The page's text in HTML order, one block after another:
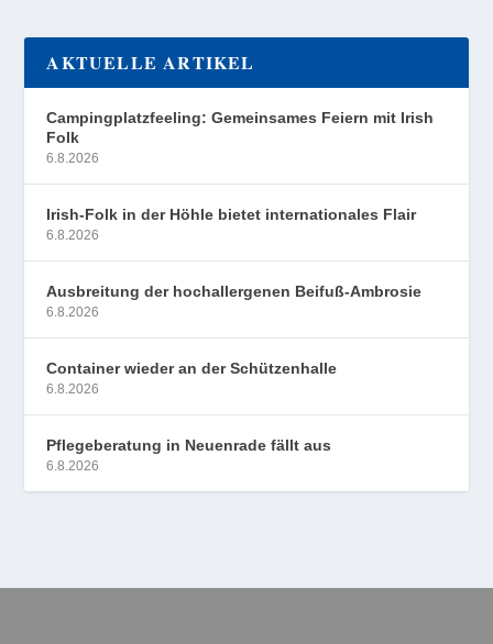
AKTUELLE ARTIKEL
Campingplatzfeeling: Gemeinsames Feiern mit Irish
Folk
6.8.2026
Irish-Folk in der Höhle bietet internationales Flair
6.8.2026
Ausbreitung der hochallergenen Beifuß-Ambrosie
6.8.2026
Container wieder an der Schützenhalle
6.8.2026
Pflegeberatung in Neuenrade fällt aus
6.8.2026